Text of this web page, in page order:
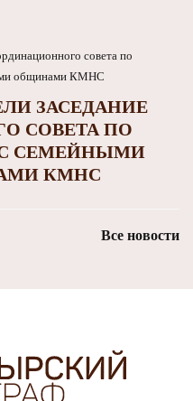
ЗАСЕДАНИЕ
СОВЕТА ПО
СЕМЕЙНЫМИ
КМНС
Все новости